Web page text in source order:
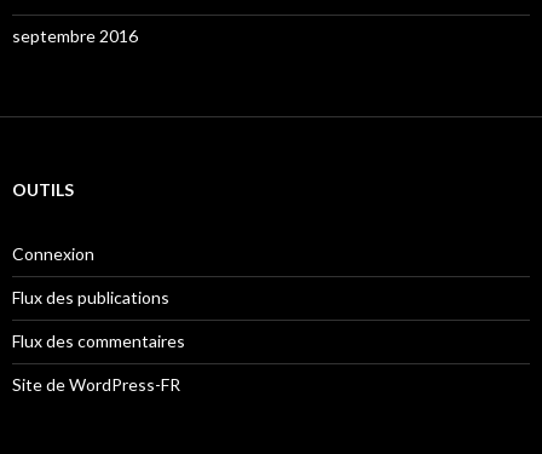
septembre 2016
OUTILS
Connexion
Flux des publications
Flux des commentaires
Site de WordPress-FR